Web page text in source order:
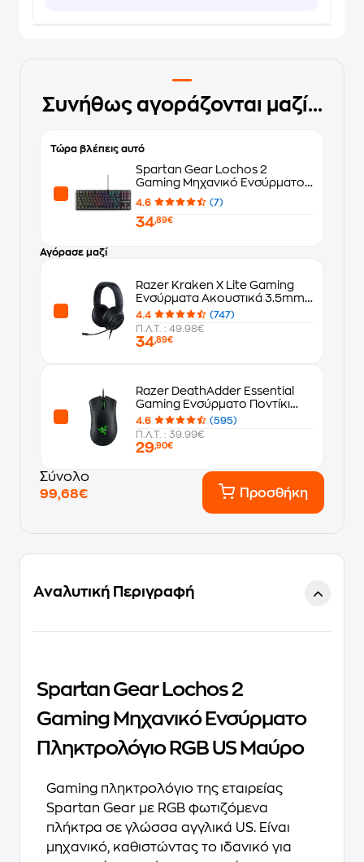
Συνήθως αγοράζονται μαζί...
Τώρα βλέπεις αυτό
Spartan Gear Lochos 2
Gaming Μηχανικό Ενσύρματο
Πληκτρολόγιο RGB Μαύρο (US)
4.6 (7)
34,89€
Αγόρασε μαζί
Razer Kraken X Lite Gaming
Ενσύρματα Ακουστικά 3.5mm -
Μαύρα
4.4
(747)
Π.Λ.Τ. : 49.98€
34,89€
Razer DeathAdder Essential
Gaming Ενσύρματο Ποντίκι
Μαύρο
4.6
(595)
Π.Λ.Τ. : 39.99€
29,90€
Σύνολο
99,68€
Προσθήκη
Αναλυτική Περιγραφή
Spartan Gear Lochos 2
Gaming Μηχανικό Ενσύρματο
Πληκτρολόγιο RGB US Μαύρο
Gaming πληκτρολόγιο της εταιρείας
Spartan Gear με RGB φωτιζόμενα
πλήκτρα σε γλώσσα αγγλικά US. Είναι
μηχανικό, καθιστώντας το ιδανικό για